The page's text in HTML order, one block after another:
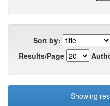
Sort by:
Results/Page
Showing